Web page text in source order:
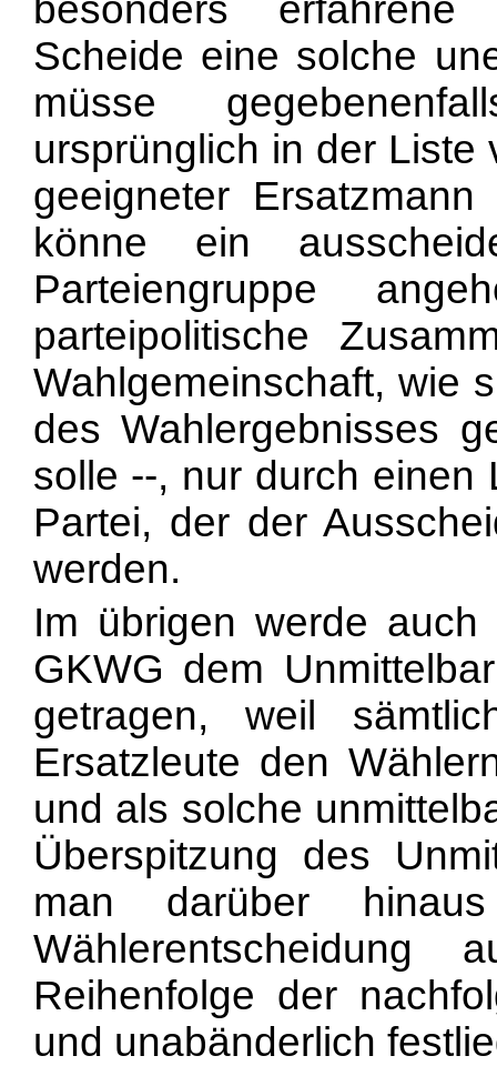
besonders
Scheide eine solche
müsse
ursprünglich in der Liste
geeigneter
könne ein
Parteiengruppe
parteipolitische
Wahlgemeinschaft, wie
des Wahlergebnisses
solle --, nur durch einen
Partei, der der
werden.
Im übrigen werde
GKWG dem
getragen, weil
Ersatzleute den
und als solche
Überspitzung des
man darüber
Reihenfolge der nach
und unabänderlich